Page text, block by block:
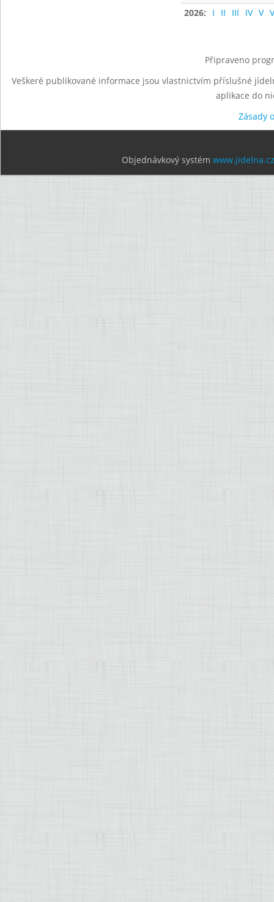
2026:
I II III IV V
Připraveno
Veškeré publikované informace jsou vlastnictvím příslušné
aplikace do
Zásady
Objednávkový systém www.jidelna.cz